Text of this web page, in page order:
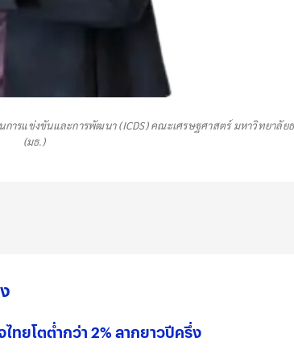
ารแข่งขันและการพัฒนา (ICDS) คณะเศรษฐศาสตร์ มหาวิทยาลัย
(มธ.)
ทยโตต่ำกว่า 2% ลากยาวปีครึ่ง